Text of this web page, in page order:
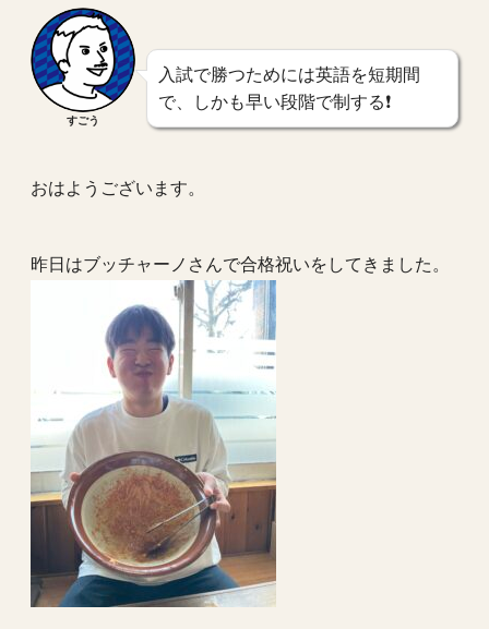
すごう
入試で勝つためには英語を短期間
で、しかも早い段階で制する❗️
おはようございます。
昨日はブッチャーノさんで合格祝いをしてきました。